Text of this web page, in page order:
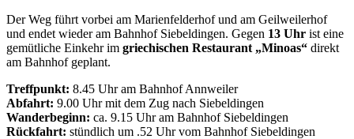
DerWeg führt vorbei am Marienfelderhofund am Geilweilerhof
und endet wiederam Bahnhof Siebeldingen. Gegen 13 Uhr ist eine
gemütliche Einkehrim griechischen Restaurant „Minoas“ direkt
am Bahnhof geplant.
Treffpunkt: 8.45 Uhram BahnhofAnnweiler
Abfahrt: 9.00 Uhrmit dem Zug nach Siebeldingen
Wanderbeginn: ca. 9.15 Uhram Bahnhof Siebeldingen
Rückfahrt: stündlich um .52 Uhrvom Bahnhof Siebeldingen